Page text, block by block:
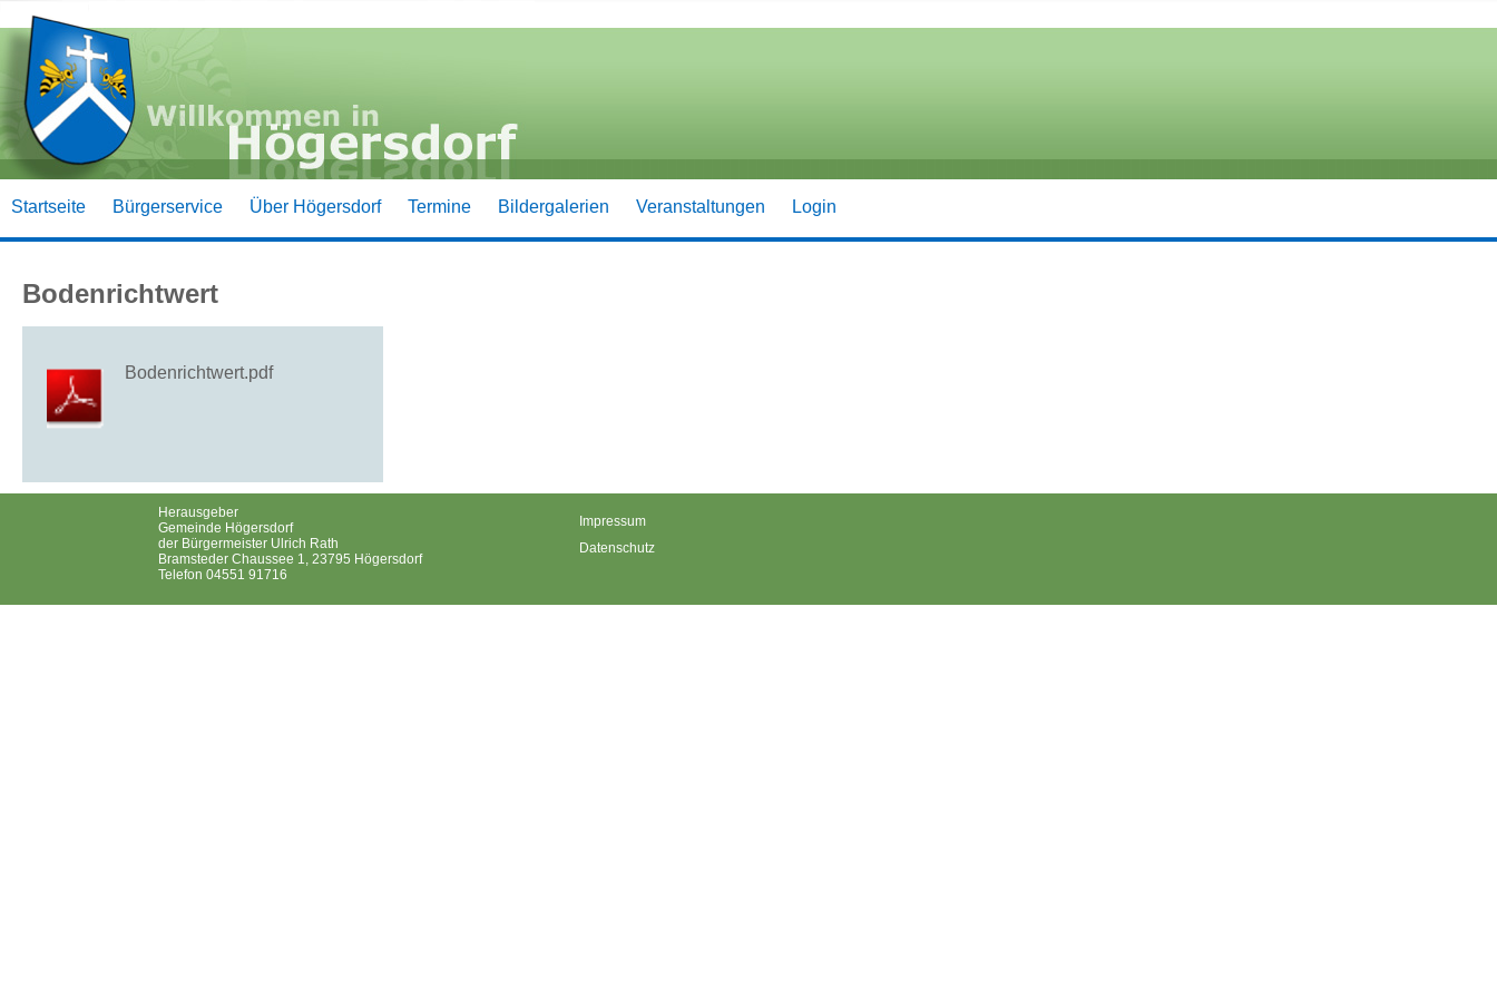
Startseite Bürgerservice Über Högersdorf Termine Bildergalerien Veranstaltungen Login
Bodenrichtwert
Bodenrichtwert.pdf
Herausgeber
Gemeinde Högersdorf
der Bürgermeister Ulrich Rath
Bramsteder Chaussee 1, 23795 Högersdorf
Telefon 04551 91716
Impressum
Datenschutz